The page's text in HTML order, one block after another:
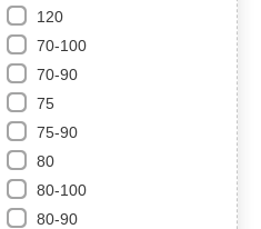
120
70-100
70-90
75
75-90
80
80-100
80-90